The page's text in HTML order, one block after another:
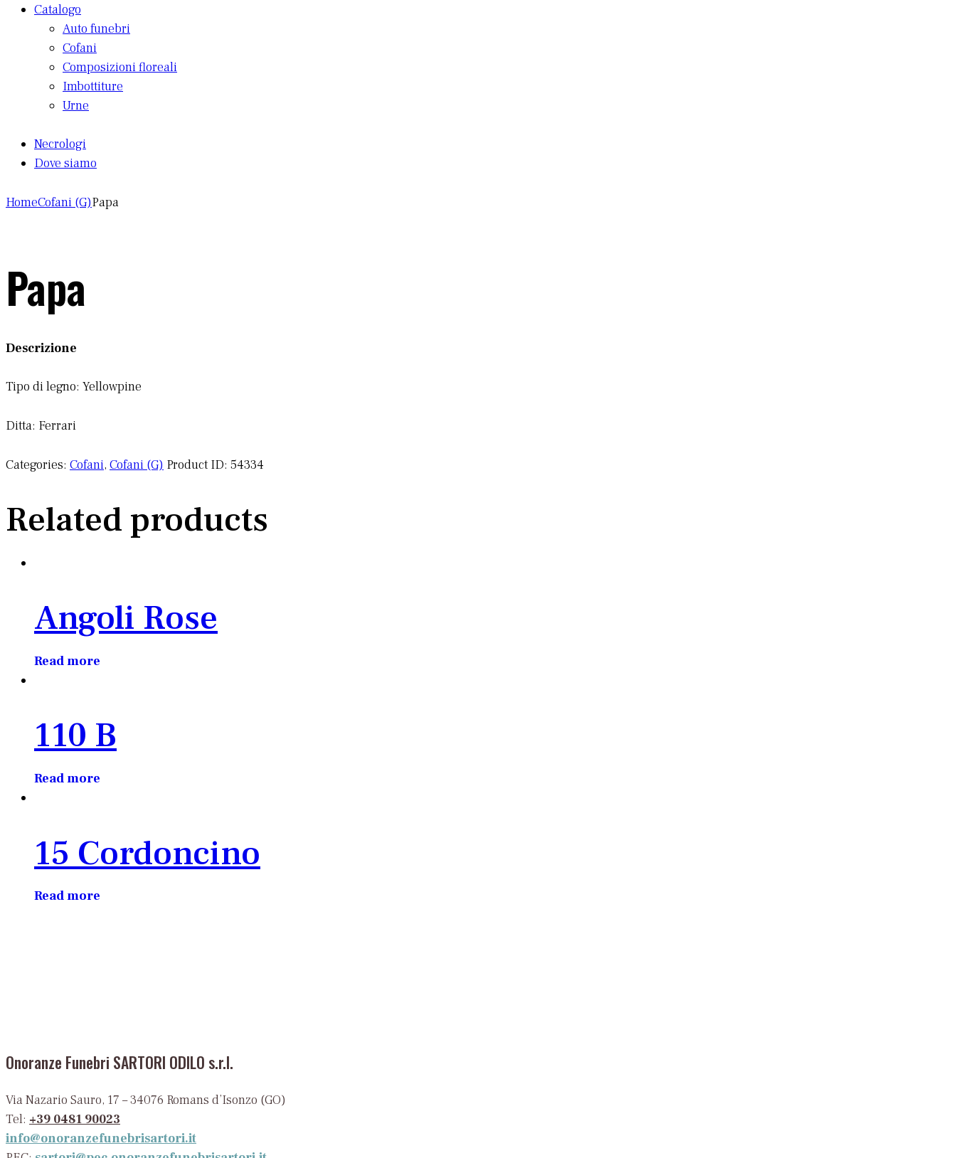
Catalogo
Auto funebri
Cofani
Composizioni floreali
Imbottiture
Urne
Necrologi
Dove siamo
HomeCofani (G)Papa
Papa
Descrizione
Tipo di legno: Yellowpine
Ditta: Ferrari
Categories: Cofani, Cofani (G) Product ID: 54334
Related products
Angoli Rose
Read more
110 B
Read more
15 Cordoncino
Read more
Onoranze Funebri SARTORI ODILO s.r.l.
Via Nazario Sauro, 17 – 34076 Romans d’Isonzo (GO)
Tel: +39 0481 90023
info@onoranzefunebrisartori.it